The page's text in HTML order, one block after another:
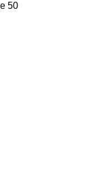
50